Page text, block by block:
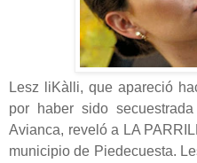
Lesz liKàlli, que apareció
por haber sido
Avianca, reveló a LA
municipio de Piedecuesta.